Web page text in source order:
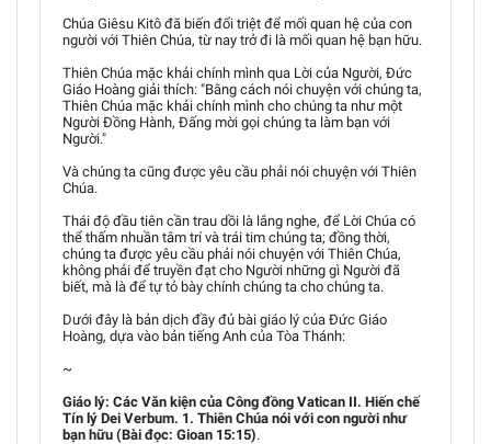
Chúa Giêsu Kitô đã biến đổi triệt để mối quan hệ của con
người với Thiên Chúa, từ nay trở đi là mối quan hệ bạn hữu.
Thiên Chúa mặc khải chính mình qua Lời của Người, Đức
Giáo Hoàng giải thích: "Bằng cách nói chuyện với chúng ta,
Thiên Chúa mặc khải chính mình cho chúng ta như một
Người Đồng Hành, Đấng mời gọi chúng ta làm bạn với
Người."
Và chúng ta cũng được yêu cầu phải nói chuyện với Thiên
Chúa.
Thái độ đầu tiên cần trau dồi là lắng nghe, để Lời Chúa có
thể thấm nhuần tâm trí và trái tim chúng ta; đồng thời,
chúng ta được yêu cầu phải nói chuyện với Thiên Chúa,
không phải để truyền đạt cho Người những gì Người đã
biết, mà là để tự tỏ bày chính chúng ta cho chúng ta.
Dưới đây là bản dịch đầy đủ bài giáo lý của Đức Giáo
Hoàng, dựa vào bản tiếng Anh của Tòa Thánh:
~
Giáo lý: Các Văn kiện của Công đồng Vatican II. Hiến chế
Tín lý Dei Verbum. 1. Thiên Chúa nói với con người như
bạn hữu (Bài đọc: Gioan 15:15).